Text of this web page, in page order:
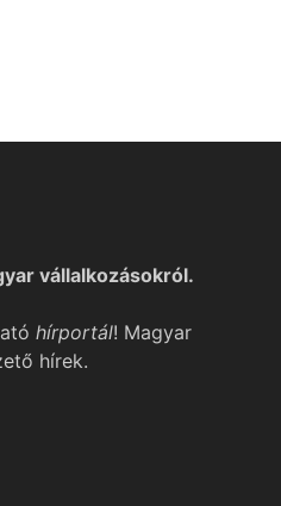
vállalkozásokról.
hírportál! Magyar
hírek.